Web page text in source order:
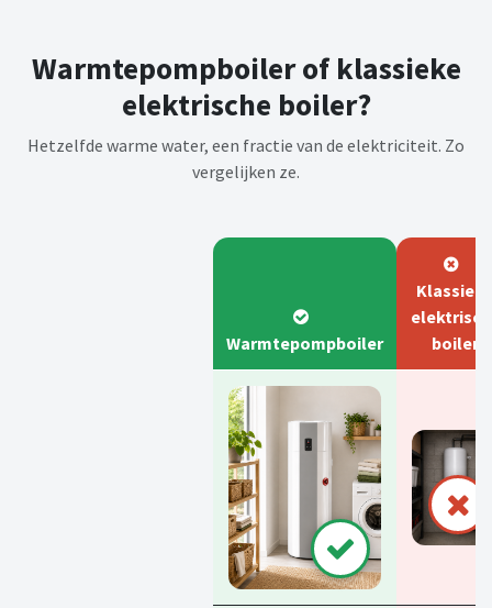
Warmtepompboiler of klassieke
elektrische boiler?
Hetzelfde warme water, een fractie van de elektriciteit. Zo
vergelijken ze.
Warmtepompboiler
boiler